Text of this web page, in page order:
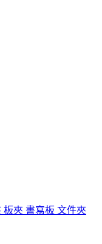
夾 書寫板 文件夾